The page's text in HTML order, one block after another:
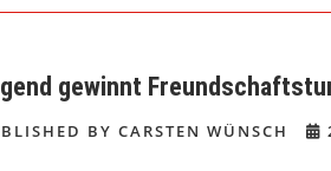
gewinnt
BY CARSTEN WÜNSCH